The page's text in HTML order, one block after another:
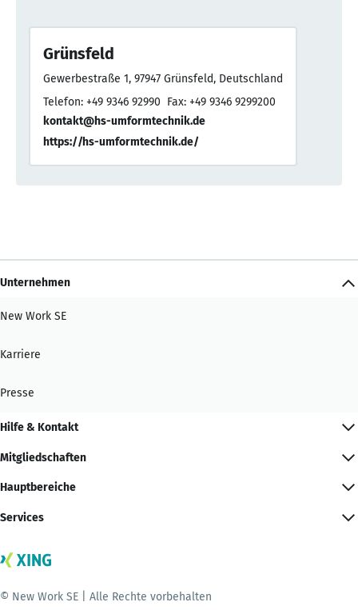
Grünsfeld
Gewerbestraße 1, 97947 Grünsfeld, Deutschland
Telefon: +49 9346 92990 Fax: +49 9346 9299200
kontakt@hs-umformtechnik.de
https://hs-umformtechnik.de/
Unternehmen
New Work SE
Karriere
Presse
Hilfe & Kontakt
Mitgliedschaften
Hauptbereiche
Services
© New Work SE | Alle Rechte vorbehalten